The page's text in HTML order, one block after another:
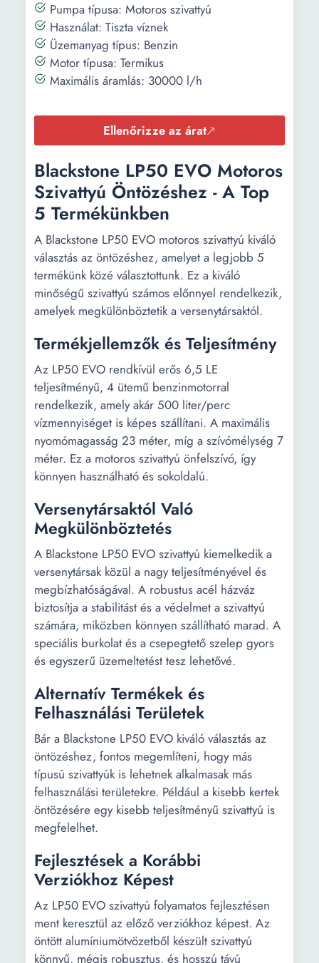
Pumpa típusa: Motoros szivattyú
Használat: Tiszta víznek
Üzemanyag típus: Benzin
Motor típusa: Termikus
Maximális áramlás: 30000 l/h
Ellenőrizze az árat
Blackstone LP50 EVO Motoros
Szivattyú Öntözéshez - A Top
5 Termékünkben
A Blackstone LP50 EVO motoros szivattyú kiváló
választás az öntözéshez, amelyet a legjobb 5
termékünk közé választottunk. Ez a kiváló
minőségű szivattyú számos előnnyel rendelkezik,
amelyek megkülönböztetik a versenytársaktól.
Termékjellemzők és Teljesítmény
Az LP50 EVO rendkívül erős 6,5 LE
teljesítményű, 4 ütemű benzinmotorral
rendelkezik, amely akár 500 liter/perc
vízmennyiséget is képes szállítani. A maximális
nyomómagasság 23 méter, míg a szívómélység 7
méter. Ez a motoros szivattyú önfelszívó, így
könnyen használható és sokoldalú.
Versenytársaktól Való
Megkülönböztetés
A Blackstone LP50 EVO szivattyú kiemelkedik a
versenytársak közül a nagy teljesítményével és
megbízhatóságával. A robustus acél házváz
biztosítja a stabilitást és a védelmet a szivattyú
számára, miközben könnyen szállítható marad. A
speciális burkolat és a csepegtető szelep gyors
és egyszerű üzemeltetést tesz lehetővé.
Alternatív Termékek és
Felhasználási Területek
Bár a Blackstone LP50 EVO kiváló választás az
öntözéshez, fontos megemlíteni, hogy más
típusú szivattyúk is lehetnek alkalmasak más
felhasználási területekre. Például a kisebb kertek
öntözésére egy kisebb teljesítményű szivattyú is
megfelelhet.
Fejlesztések a Korábbi
Verziókhoz Képest
Az LP50 EVO szivattyú folyamatos fejlesztésen
ment keresztül az előző verziókhoz képest. Az
öntött alumíniumötvözetből készült szivattyú
könnyű, mégis robusztus, és hosszú távú